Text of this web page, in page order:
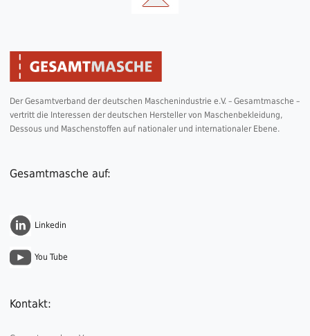
Der Gesamtverband der deutschen Maschenindustrie e.V. – Gesamtmasche –
vertritt die Interessen der deutschen Hersteller von Maschenbekleidung,
Dessous und Maschenstoffen auf nationaler und internationaler Ebene.
Gesamtmasche auf:
Linkedin
You Tube
Kontakt: